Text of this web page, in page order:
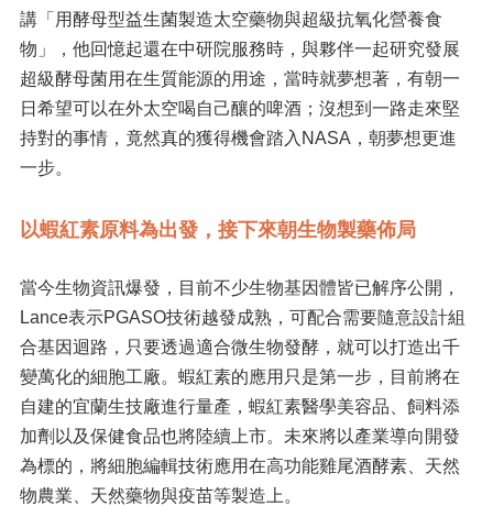
講「用酵母型益生菌製造太空藥物與超級抗氧化營養食
物」，他回憶起還在中研院服務時，與夥伴一起研究發展
超級酵母菌用在生質能源的用途，當時就夢想著，有朝一
日希望可以在外太空喝自己釀的啤酒；沒想到一路走來堅
持對的事情，竟然真的獲得機會踏入NASA，朝夢想更進
一步。
以蝦紅素原料為出發，接下來朝生物製藥佈局
當今生物資訊爆發，目前不少生物基因體皆已解序公開，
Lance表示PGASO技術越發成熟，可配合需要隨意設計組
合基因迴路，只要透過適合微生物發酵，就可以打造出千
變萬化的細胞工廠。蝦紅素的應用只是第一步，目前將在
自建的宜蘭生技廠進行量產，蝦紅素醫學美容品、飼料添
加劑以及保健食品也將陸續上市。未來將以產業導向開發
為標的，將細胞編輯技術應用在高功能雞尾酒酵素、天然
物農業、天然藥物與疫苗等製造上。